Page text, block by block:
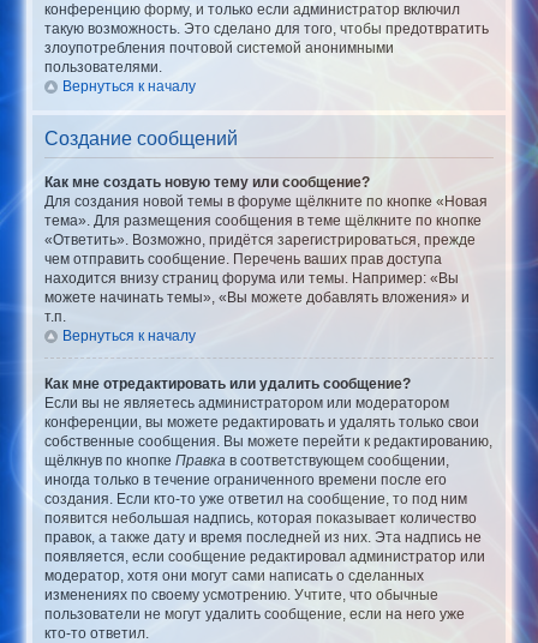
конференцию форму, и только если администратор включил
такую возможность. Это сделано для того, чтобы предотвратить
злоупотребления почтовой системой анонимными
пользователями.
Вернуться к началу
Создание сообщений
Как мне создать новую тему или сообщение?
Для создания новой темы в форуме щёлкните по кнопке «Новая
тема». Для размещения сообщения в теме щёлкните по кнопке
«Ответить». Возможно, придётся зарегистрироваться, прежде
чем отправить сообщение. Перечень ваших прав доступа
находится внизу страниц форума или темы. Например: «Вы
можете начинать темы», «Вы можете добавлять вложения» и
т.п.
Вернуться к началу
Как мне отредактировать или удалить сообщение?
Если вы не являетесь администратором или модератором
конференции, вы можете редактировать и удалять только свои
собственные сообщения. Вы можете перейти к редактированию,
щёлкнув по кнопкеПравка в соответствующем сообщении,
иногда только в течение ограниченного времени после его
создания. Если кто-то уже ответил на сообщение, то под ним
появится небольшая надпись, которая показывает количество
правок, а также дату и время последней из них. Эта надпись не
появляется, если сообщение редактировал администратор или
модератор, хотя они могут сами написать о сделанных
изменениях по своему усмотрению. Учтите, что обычные
пользователи не могут удалить сообщение, если на него уже
кто-то ответил.